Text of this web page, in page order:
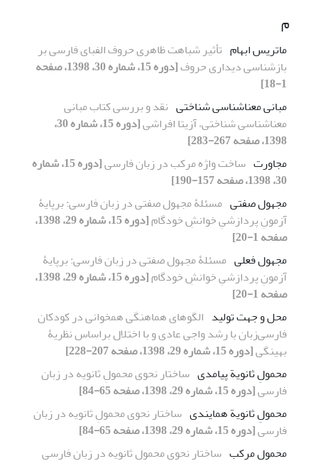
م
ماتریس ابهام تأثیر شباهت ظاهری حروف الفبای فارسی بر
بازشناسی دیداری حروف
[دوره 15، شماره 30، 1398، صفحه
1-18]
مبانی معناشناسی شناختی نقد و بررسی کتاب مبانی
معناشناسی شناختی، آزیتا افراشی
[دوره 15، شماره 30،
1398، صفحه 267-283]
مجاورت ساخت واژه مرکب در زبان فارسی
[دوره 15، شماره
30، 1398، صفحه 157-190]
مجهول صفتی مسئلۀ مجهول صفتی در زبان فارسی: برپایۀ
آزمونِ پردازشیِ خوانشِ خودگام
[دوره 15، شماره 29، 1398،
صفحه 1-20]
مجهول فعلی مسئلۀ مجهول صفتی در زبان فارسی: برپایۀ
آزمونِ پردازشیِ خوانشِ خودگام
[دوره 15، شماره 29، 1398،
صفحه 1-20]
محل و جهت تولید الگوهای هماهنگی همخوانی در کودکان
فارسی‌زبان با رشد واجی عادی و با اختلال براساس نظریۀ
بهینگی[دوره 15، شماره 29، 1398، صفحه 207-228]
محمولِ ثانویة پیامدی ساختار نحوی محمولِ ثانویه در زبان
فارسی[دوره 15، شماره 29، 1398، صفحه 65-84]
محمولِ ثانویة همایندی ساختار نحوی محمولِ ثانویه در زبان
فارسی[دوره 15، شماره 29، 1398، صفحه 65-84]
محمولِ مرکب ساختار نحوی محمولِ ثانویه در زبان فارسی